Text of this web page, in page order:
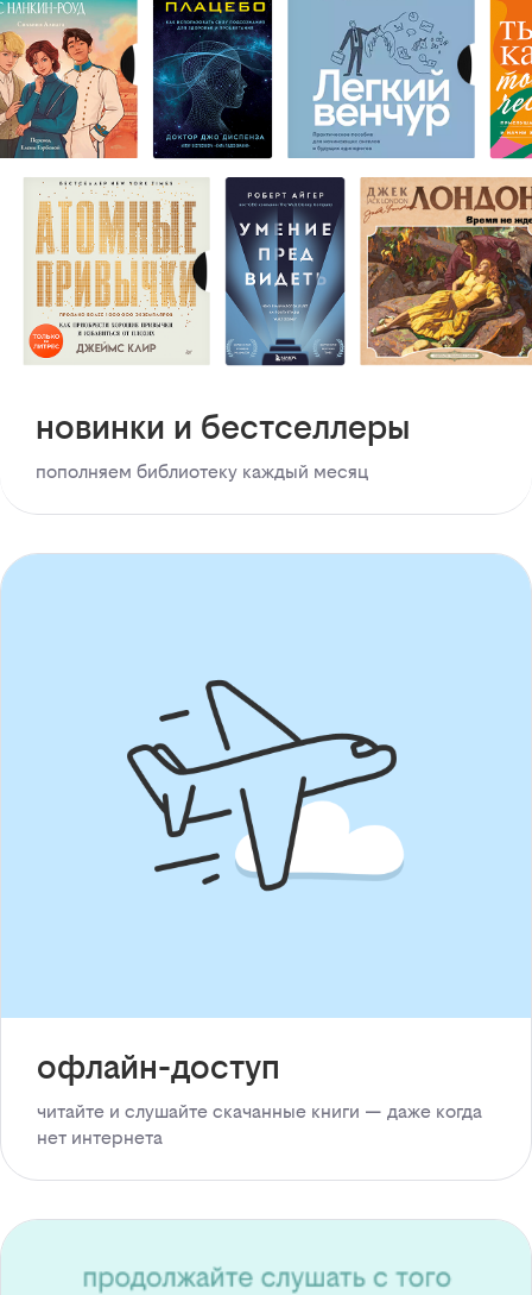
новинки и бестселлеры
пополняем библиотеку каждый месяц
офлайн-доступ
читайте и слушайте скачанные книги — даже когда
нет интернета